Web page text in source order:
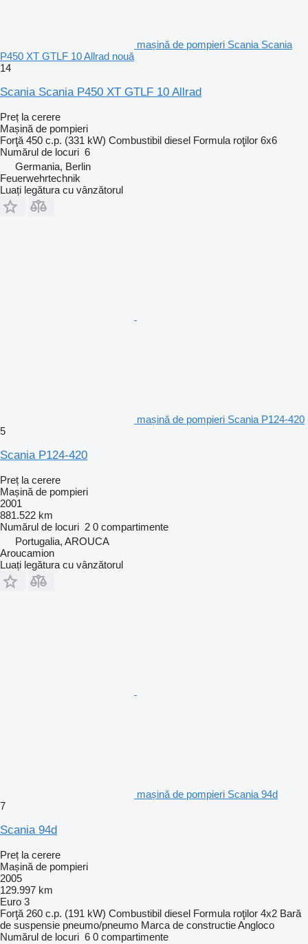
mașină de pompieri Scania Scania
P450 XT GTLF 10 Allrad nouă
14
Scania Scania P450 XT GTLF 10 Allrad
Preț la cerere
Mașină de pompieri
Forţă 450 c.p. (331 kW) Combustibil diesel Formula roţilor 6x6
Numărul de locuri 6
Germania, Berlin
Feuerwehrtechnik
Luați legătura cu vânzătorul
mașină de pompieri Scania P124-420
5
Scania P124-420
Preț la cerere
Mașină de pompieri
2001
881.522 km
Numărul de locuri 2 0 compartimente
Portugalia, AROUCA
Aroucamion
Luați legătura cu vânzătorul
mașină de pompieri Scania 94d
7
Scania 94d
Preț la cerere
Mașină de pompieri
2005
129.997 km
Euro 3
Forţă 260 c.p. (191 kW) Combustibil diesel Formula roţilor 4x2 Bară
de suspensie pneumo/pneumo Marca de constructieAngloco
Numărul de locuri 6 0 compartimente